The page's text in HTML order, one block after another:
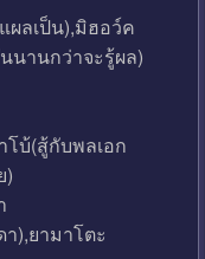
ลเป็น),มิฮอว์ค
นานกว่าจะรู้ผล)
บ้(สู้กับพลเอก
)
),ยามาโตะ